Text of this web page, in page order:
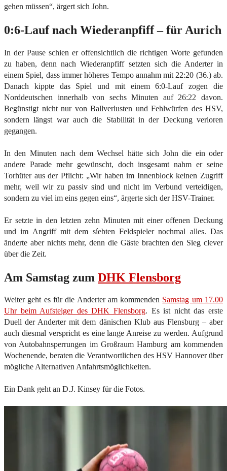
gehen müssen“, ärgert sich John.
0:6-Lauf nach Wiederanpfiff – für Aurich
In der Pause schien er offensichtlich die richtigen Worte gefunden
zu haben, denn nach Wiederanpfiff setzten sich die Anderter in
einem Spiel, dass immer höheres Tempo annahm mit 22:20 (36.) ab.
Danach kippte das Spiel und mit einem 6:0-Lauf zogen die
Norddeutschen innerhalb von sechs Minuten auf 26:22 davon.
Begünstigt nicht nur von Ballverlusten und Fehlwürfen des HSV,
sondern längst war auch die Stabilität in der Deckung verloren
gegangen.
In den Minuten nach dem Wechsel hätte sich John die ein oder
andere Parade mehr gewünscht, doch insgesamt nahm er seine
Torhüter aus der Pflicht: „Wir haben im Innenblock keinen Zugriff
mehr, weil wir zu passiv sind und nicht im Verbund verteidigen,
sondern zu viel im eins gegen eins“, ärgerte sich der HSV-Trainer.
Er setzte in den letzten zehn Minuten mit einer offenen Deckung
und im Angriff mit dem síebten Feldspieler nochmal alles. Das
änderte aber nichts mehr, denn die Gäste brachten den Sieg clever
über die Zeit.
Am Samstag zum DHK Flensborg
Weiter geht es für die Anderter am kommenden Samstag um 17.00
Uhr beim Aufsteiger des DHK Flensborg. Es ist nicht das erste
Duell der Anderter mit dem dänischen Klub aus Flensburg – aber
auch diesmal verspricht es eine lange Anreise zu werden. Aufgrund
von Autobahnsperrungen im Großraum Hamburg am kommenden
Wochenende, beraten die Verantwortlichen des HSV Hannover über
mögliche Alternativen Anfahrtsmöglichkeiten.
Ein Dank geht an D.J. Kinsey für die Fotos.